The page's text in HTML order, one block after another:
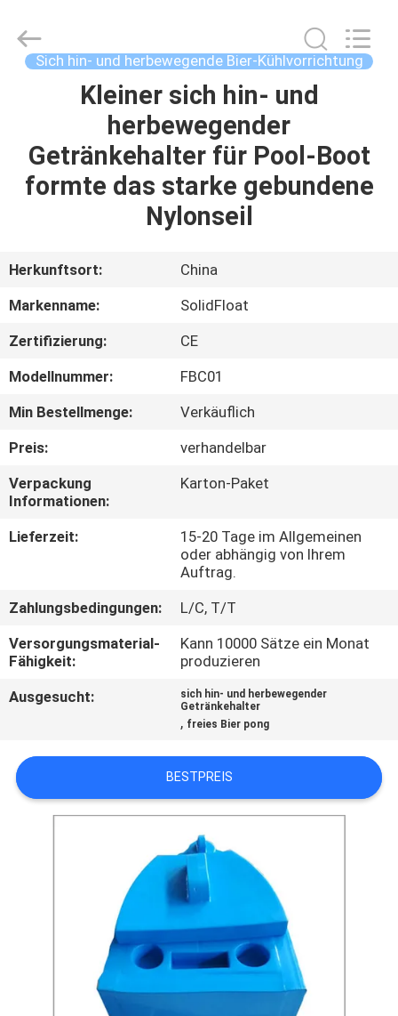
PRODUKTE
UNS
QUALITÄTSKONTROLLE
KONTAKT
MIT
UNS
BITTE UM
EIN
ANGEBOT
PRIVACY
POLICY
Industries
Inc..
Rights
Sich hin- und herbewegende Bier-Kühlvorrichtung
Kleiner sich hin- und
herbewegender
Getränkehalter für Pool-Boot
formte das starke gebundene
Nylonseil
Herkunftsort:
China
Markenname:
SolidFloat
Zertifizierung:
CE
Modellnummer:
FBC01
Min Bestellmenge:
Verkäuflich
Preis:
verhandelbar
Verpackung
Informationen:
Karton-Paket
Lieferzeit:
15-20 Tage im Allgemeinen
oder abhängig von Ihrem
Auftrag.
Zahlungsbedingungen:
L/C, T/T
Versorgungsmaterial-
Fähigkeit:
Kann 10000 Sätze ein Monat
produzieren
Ausgesucht:
sich hin- und herbewegender
Getränkehalter
, freies Bier pong
BESTPREIS